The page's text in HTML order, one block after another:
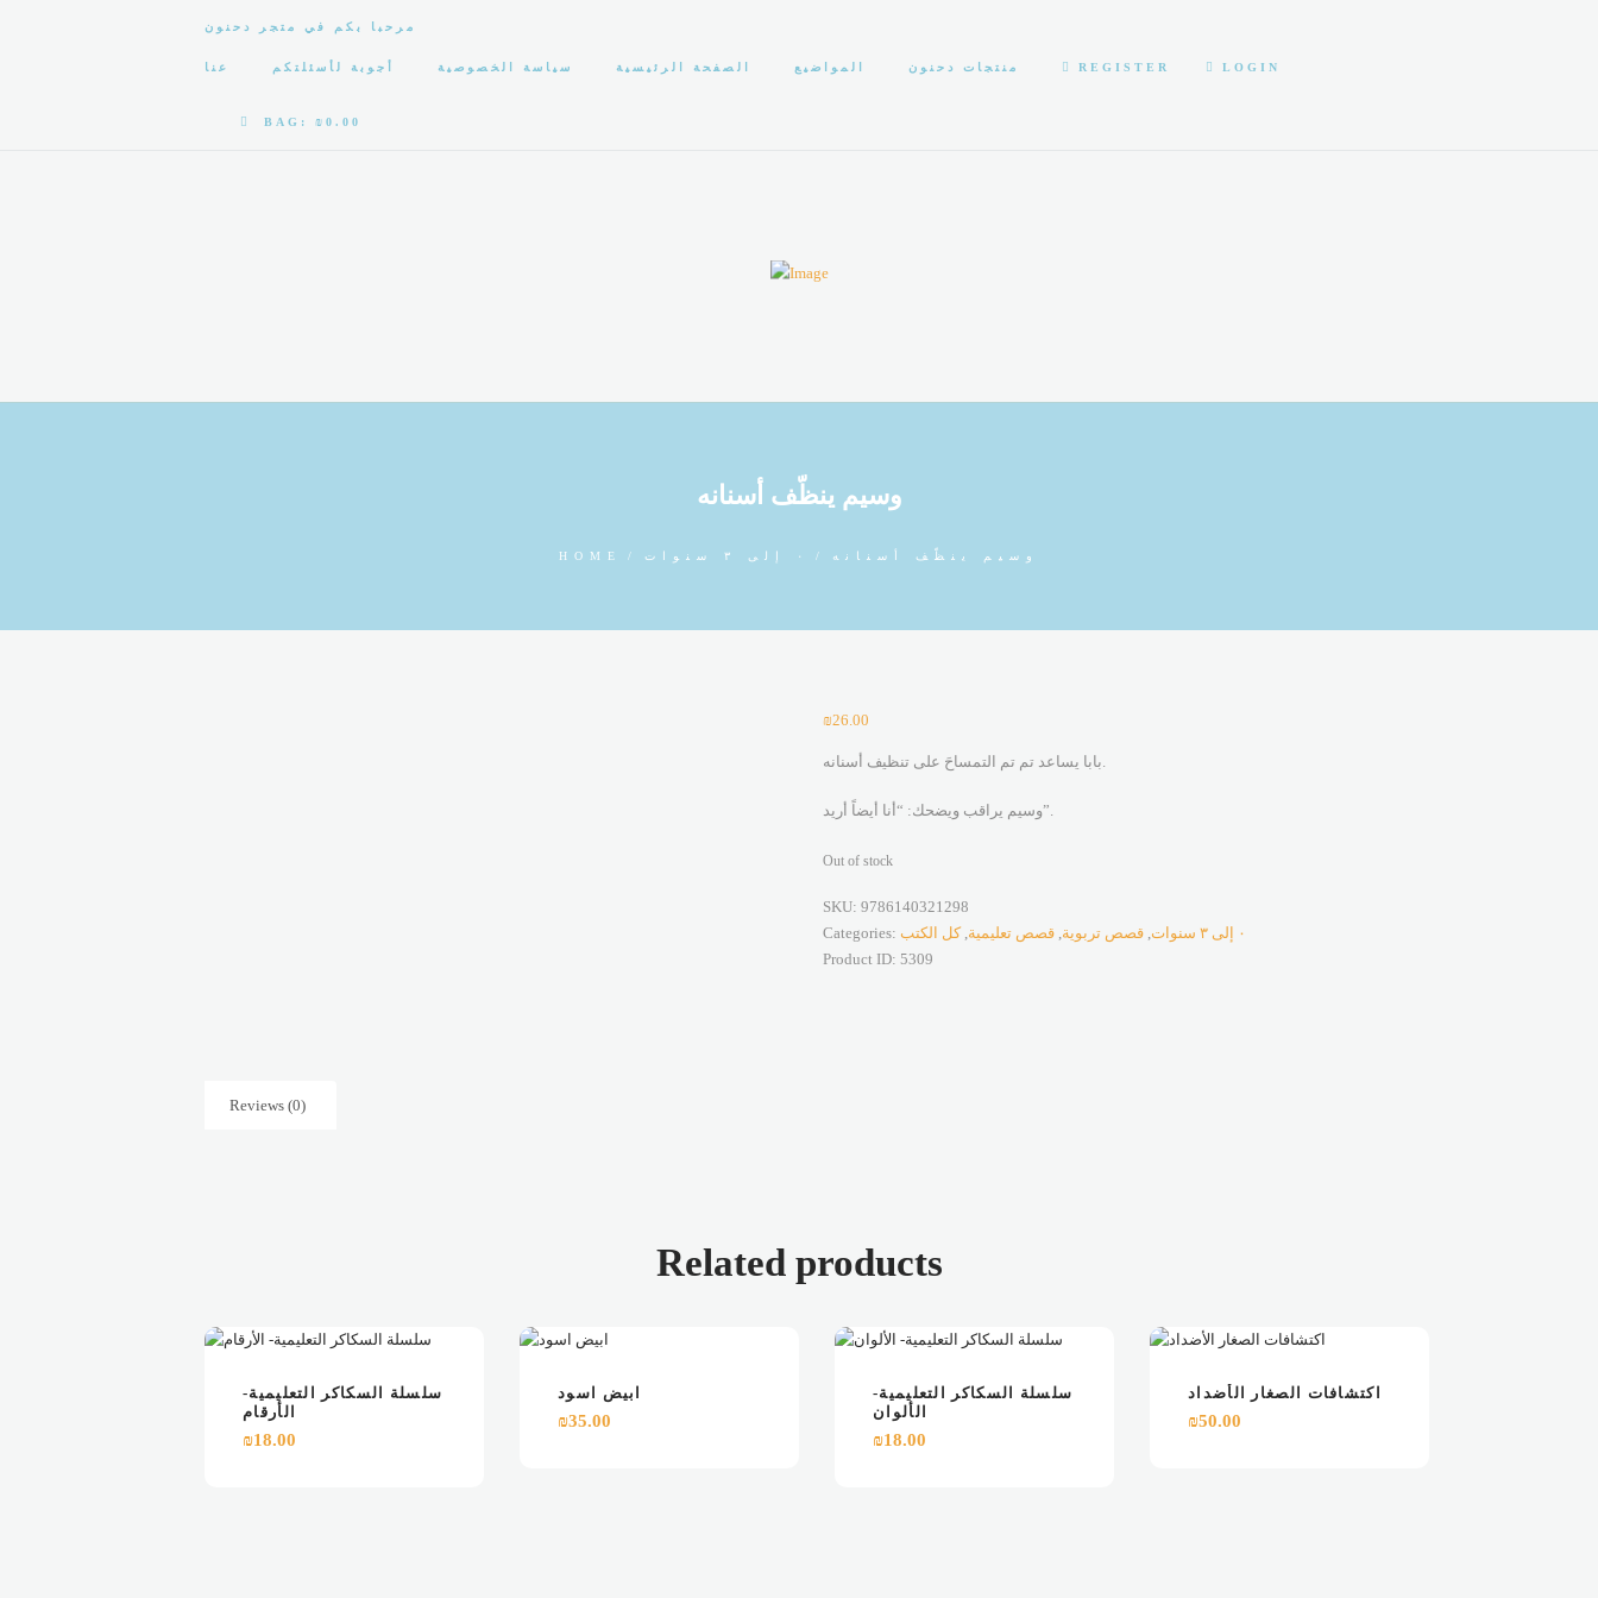
مرحبا بكم في متجر دحنون
عنا أجوبة لأسئلتكم سياسة الخصوصية الصفحة الرئيسية المواضيع منتجات دحنون REGISTER LOGIN
BAG: ₪0.00
وسيم ينظّف أسنانه
HOME ٠ إلى ٣ سنوات وسيم ينظّف أسنانه
₪26.00
وسيم يراقب ويضحك: “أنا أيضاً أريد”.
Out of stock
SKU: 9786140321298
Categories:
٠ إلى ٣ سنوات , قصص تربوية, قصص تعليمية,كل الكتب
Product ID: 5309
Reviews (0)
Related products
سلسلة السكاكر التعليمية-
الأرقام
₪18.00
ابيض اسود
₪35.00
سلسلة السكاكر التعليمية-
الألوان
₪18.00
اكتشافات الصغار الأضداد
₪50.00